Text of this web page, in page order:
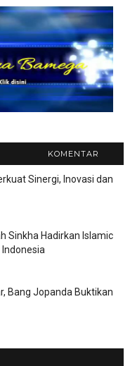
KOMENTAR
Sinergi, Inovasi dan
Sinkha Hadirkan Islamic
Bang Jopanda Buktikan